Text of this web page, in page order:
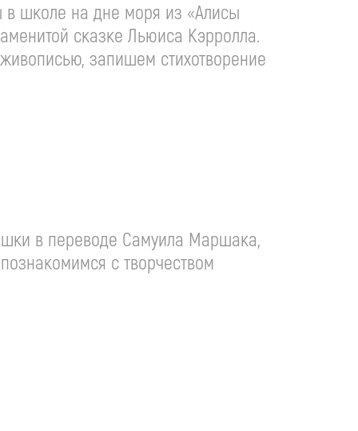
в школе на дне моря из «Алисы
сказке Льюиса Кэрролла.
запишем стихотворение
в переводе Самуила Маршака,
с творчеством